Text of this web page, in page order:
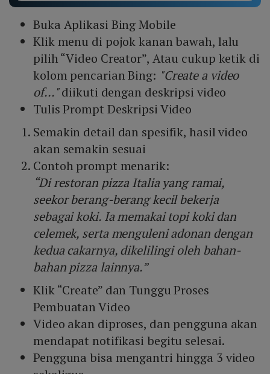
Buka Aplikasi Bing Mobile
Klik menu di pojok kanan bawah, lalu
pilih “Video Creator”, Atau cukup ketik di
kolom pencarian Bing: "Create a video
of..."diikuti dengan deskripsi video
Tulis Prompt Deskripsi Video
Semakin detail dan spesifik, hasil video
akan semakin sesuai
Contoh prompt menarik:
“Di restoran pizza Italia yang ramai,
seekor berang-berang kecil bekerja
sebagai koki. Ia memakai topi koki dan
celemek, serta menguleni adonan dengan
kedua cakarnya, dikelilingi oleh bahan-
bahan pizza lainnya.”
Klik “Create” dan Tunggu Proses
Pembuatan Video
Video akan diproses, dan pengguna akan
mendapat notifikasi begitu selesai.
Pengguna bisa mengantri hingga 3 video